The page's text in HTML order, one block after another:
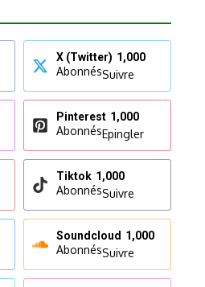
X (Twitter) 1,000
AbonnésSuivre
Pinterest 1,000
AbonnésEpingler
Tiktok 1,000
AbonnésSuivre
Soundcloud 1,000
AbonnésSuivre